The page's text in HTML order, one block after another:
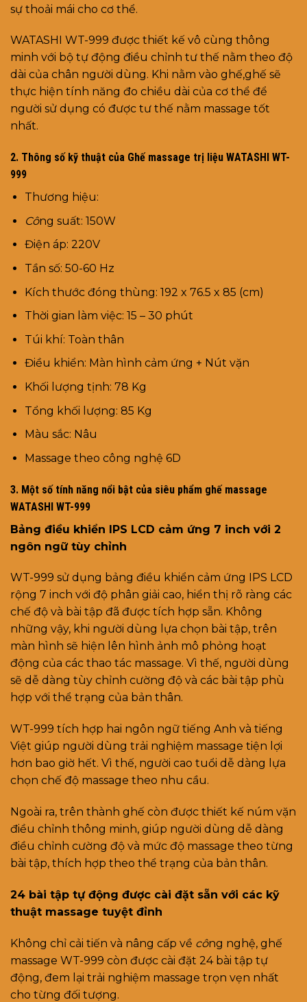
sự thoải mái cho cơ thể.
WATASHI WT-999 được thiết kế vô cùng thông
minh với bộ tự động điều chỉnh tư thế nằm theo độ
dài của chân người dùng. Khi nằm vào ghế,ghế sẽ
thực hiện tính năng đo chiều dài của cơ thể để
người sử dụng có được tư thế nằm massage tốt
nhất.
2. Thông số kỹ thuật của Ghế massage trị liệu WATASHI WT-
999
Thương hiệu:
Công suất: 150W
Điện áp: 220V
Tần số: 50-60 Hz
Kích thước đóng thùng: 192 x 76.5 x 85 (cm)
Thời gian làm việc: 15 – 30 phút
Túi khí: Toàn thân
Điều khiển: Màn hình cảm ứng + Nút vặn
Khối lượng tịnh: 78 Kg
Tổng khối lượng: 85 Kg
Màu sắc: Nâu
Massage theo công nghệ 6D
3. Một số tính năng nổi bật của siêu phẩm ghế massage
WATASHI WT-999
Bảng điều khiển IPS LCD cảm ứng 7 inch với 2
ngôn ngữ tùy chỉnh
WT-999 sử dụng bảng điều khiển cảm ứng IPS LCD
rộng 7 inch với độ phân giải cao, hiển thị rõ ràng các
chế độ và bài tập đã được tích hợp sẵn. Không
những vậy, khi người dùng lựa chọn bài tập, trên
màn hình sẽ hiện lên hình ảnh mô phỏng hoạt
động của các thao tác massage. Vì thế, người dùng
sẽ dễ dàng tùy chỉnh cường độ và các bài tập phù
hợp với thể trạng của bản thân.
WT-999 tích hợp hai ngôn ngữ tiếng Anh và tiếng
Việt giúp người dùng trải nghiệm massage tiện lợi
hơn bao giờ hết. Vì thế, người cao tuổi dễ dàng lựa
chọn chế độ massage theo nhu cầu.
Ngoài ra, trên thành ghế còn được thiết kế núm vặn
điều chỉnh thông minh, giúp người dùng dễ dàng
điều chỉnh cường độ và mức độ massage theo từng
bài tập, thích hợp theo thể trạng của bản thân.
24 bài tập tự động được cài đặt sẵn với các kỹ
thuật massage tuyệt đỉnh
Không chỉ cải tiến và nâng cấp về công nghệ, ghế
massage WT-999 còn được cài đặt 24 bài tập tự
động, đem lại trải nghiệm massage trọn vẹn nhất
cho từng đối tượng.